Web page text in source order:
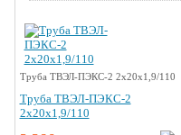
Труба ТВЭЛ-ПЭКС-2 2x20x1,9/110
Труба ТВЭЛ-ПЭКС-2
2x20x1,9/110